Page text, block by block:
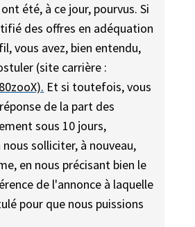
été, à ce jour, pourvus. Si
des offres en adéquation
vous avez, bien entendu,
(site carrière :
Et si toutefois, vous
de la part des
sous 10 jours,
solliciter, à nouveau,
en nous précisant bien le
de l'annonce à laquelle
pour que nous puissions